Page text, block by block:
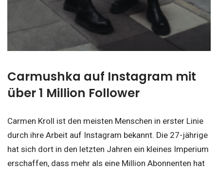
Carmushka auf Instagram mit
über 1 Million Follower
Carmen Kroll ist den meisten Menschen in erster Linie
durch ihre Arbeit auf Instagram bekannt. Die 27-jährige
hat sich dort in den letzten Jahren ein kleines Imperium
erschaffen, dass mehr als eine Million Abonnenten hat